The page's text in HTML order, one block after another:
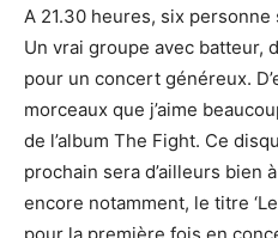
A 21.30 heures, six
Un vrai groupe avec batteur,
pour un concert généreux.
morceaux que j’aime
de l’album The Fight. Ce
prochain sera d’ailleurs bien
encore notamment, le titre